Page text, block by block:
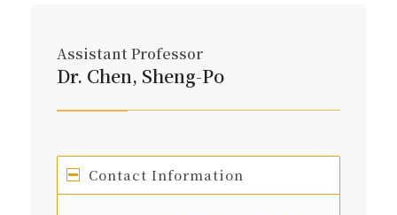
Assistant Professor
Dr. Chen, Sheng-Po
Contact Information